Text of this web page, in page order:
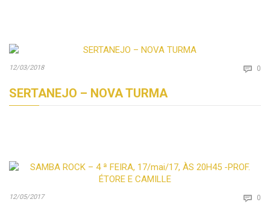
12/03/2018  0
SERTANEJO – NOVA TURMA
12/05/2017  0